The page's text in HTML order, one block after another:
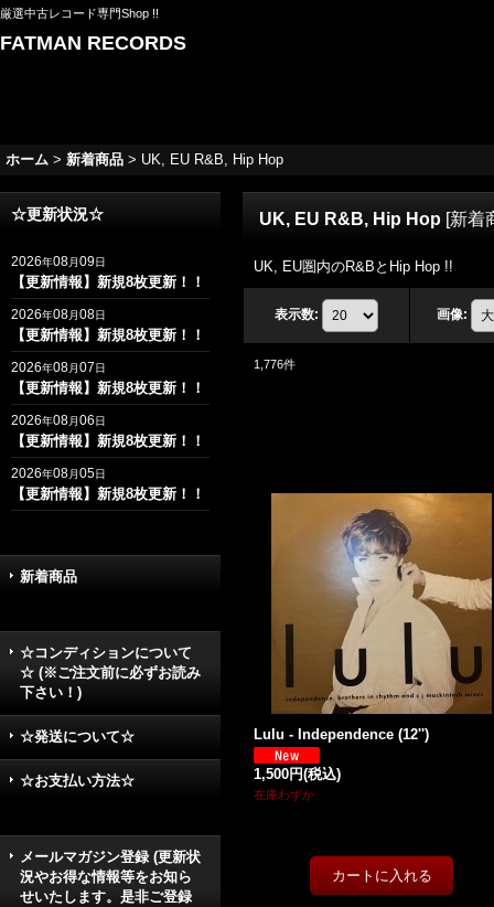
厳選中古レコード専門Shop !!
FATMAN RECORDS
ホーム > 新着商品 > UK, EU R&B, Hip Hop
☆更新状況☆
2026年08月09日
【更新情報】新規8枚更新！！
2026年08月08日
【更新情報】新規8枚更新！！
2026年08月07日
【更新情報】新規8枚更新！！
2026年08月06日
【更新情報】新規8枚更新！！
2026年08月05日
【更新情報】新規8枚更新！！
新着商品
☆コンディションについて
☆ (※ご注文前に必ずお読み
下さい！)
☆発送について☆
☆お支払い方法☆
メールマガジン登録 (更新状
況やお得な情報等をお知ら
せいたします。是非ご登録
UK, EU R&B, Hip Hop [新着
UK, EU圏内のR&BとHip Hop !!
表示数: 画像:
1,776件
Lulu - Independence (12'')
1,500円(税込)
在庫わずか